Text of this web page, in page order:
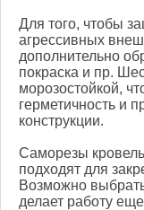
Для того, чтобы
агрессивных
дополнительно
покраска и пр.
морозостойкой,
герметичность и
конструкции.
Саморезы
подходят для
Возможно
делает работу